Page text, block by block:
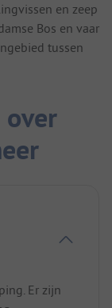
en zeep
Bos en vaar
tussen
over
Er zijn